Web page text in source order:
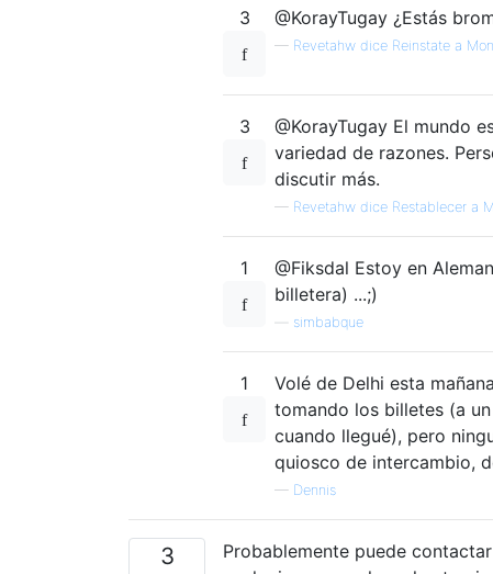
3 @KorayTugay ¿Estás
— Revetahw dice Reinstate a
3
@KorayTugay El mundo
variedad de razones.
discutir más.
— Revetahw dice Restablecer a
1
@Fiksdal Estoy en
billetera) ...;)
simbabque
1
Volé de Delhi esta
tomando los billetes (a
cuando llegué), pero
quiosco de intercambio,
— Dennis
3
Probablemente puede